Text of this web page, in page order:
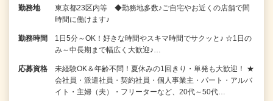
勤務地
東京都23区内等 ◆勤務地多数♪ご自宅やお近くの店舗で間
時間に働けます♪
勤務時間
1日5分～OK！好きな時間やスキマ時間でサクッと♪ ☆1日の
み～中長期まで幅広く大歓迎♪…
応募資格
未経験OK＆年齢不問！夏休みの1回きり・単発も大歓迎！ ★
会社員・派遣社員・契約社員・個人事業主・パート・アルバ
イト・主婦（夫）・フリーターなど、20代～50代…